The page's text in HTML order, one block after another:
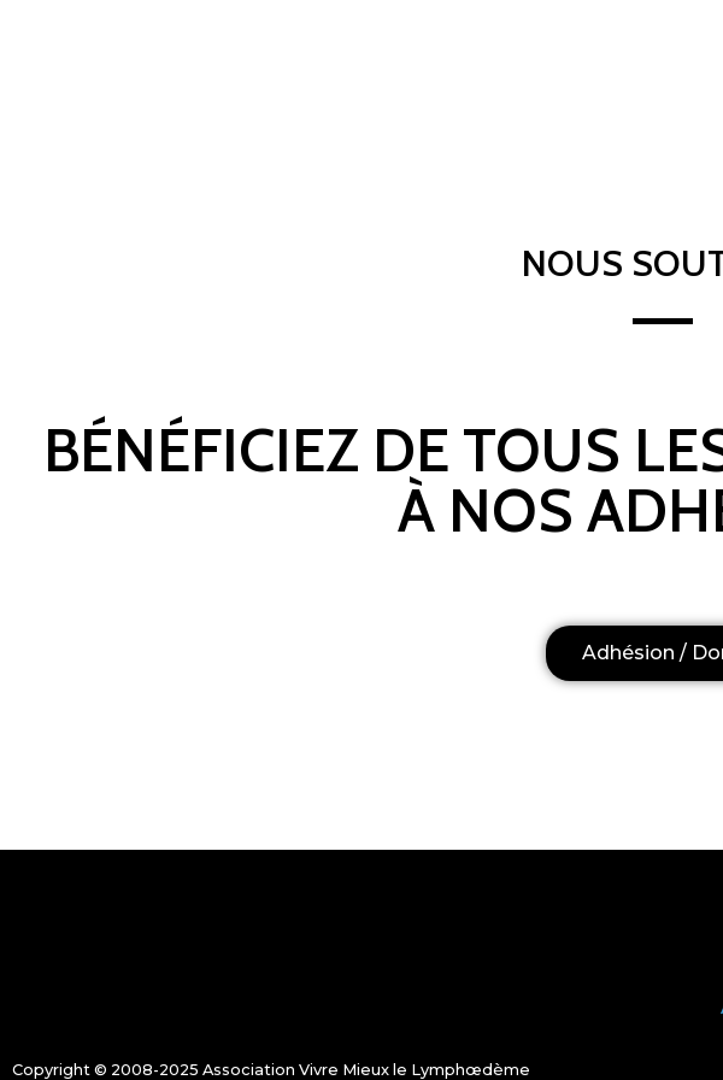
NOUS
BÉNÉFICIEZ DE TOUS
À NOS
Adhésion /
Copyright © 2008-2025 Association Vivre Mieux le Lymphœdème